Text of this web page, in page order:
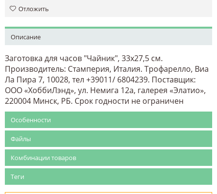
Отложить
Описание
Заготовка для часов "Чайник", 33х27,5 см.
Производитель: Стамперия, Италия. Трофарелло, Виа
Ла Пира 7, 10028, тел +39011/ 6804239. Поставщик:
ООО «ХоббиЛэнд», ул. Немига 12а, галерея «Элатио»,
220004 Минск, РБ. Срок годности не ограничен
Особенности
Файлы
Комбинации товаров
Теги